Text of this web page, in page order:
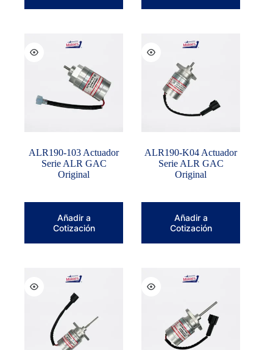
ALR190-103 Actuador
Serie ALR GAC
Original
Añadir a
Cotización
ALR190-K04 Actuador
Serie ALR GAC
Original
Añadir a
Cotización